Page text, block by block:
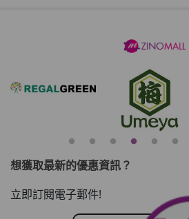
當 HK$1 使用。 Step 1 請
後按【登入】或直接連結
Step 2 挑選合適貨品後，
然後按【加入購物車】
角的購物車圖案 ,
想獲取最新的優惠資訊？
立即訂閱電子郵件!